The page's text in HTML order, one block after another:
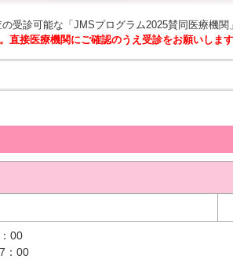
受診可能な「JMSプログラム2025賛同医療機関
接医療機関にご確認のうえ受診をお願いします
00
：00